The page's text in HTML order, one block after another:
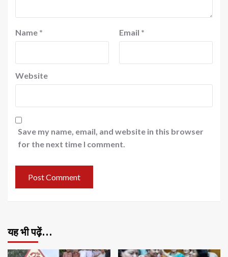
Name * Email *
Website
Save my name, email, and website in this browser
for the next time I comment.
यह भी पढ़ें…